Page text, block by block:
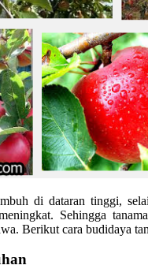
di dataran tinggi,
Sehingga
Berikut cara budidaya